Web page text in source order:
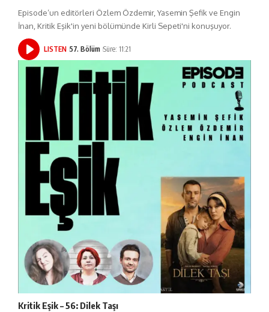
Episode’un editörleri Özlem Özdemir, Yasemin Şefik ve Engin
İnan, Kritik Eşik'in yeni bölümünde Kirli Sepeti'ni konuşuyor.
LISTEN 57. Bölüm Süre: 11:21
Kritik Eşik – 56: Dilek Taşı